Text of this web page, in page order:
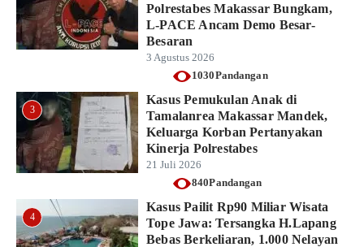
Polrestabes Makassar Bungkam,
L-PACE Ancam Demo Besar-
Besaran
3 Agustus 2026
1030Pandangan
3
Kasus Pemukulan Anak di
Tamalanrea Makassar Mandek,
Keluarga Korban Pertanyakan
Kinerja Polrestabes
21 Juli 2026
840Pandangan
4
Kasus Pailit Rp90 Miliar Wisata
Tope Jawa: Tersangka H.Lapang
Bebas Berkeliaran, 1.000 Nelayan